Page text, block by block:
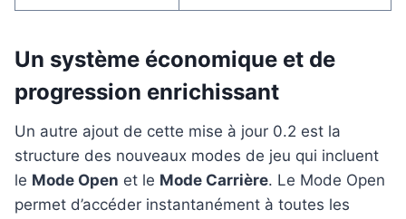
Un système économique et de
progression enrichissant
Un autre ajout de cette mise à jour 0.2 est la
structure des nouveaux modes de jeu qui incluent
le Mode Open et le Mode Carrière. Le Mode Open
permet d’accéder instantanément à toutes les